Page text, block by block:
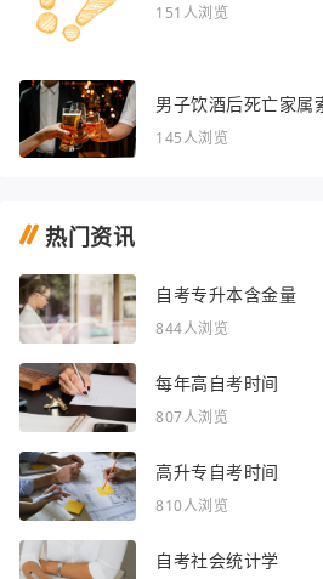
151人浏览
男子饮酒后死亡家属
145人浏览
热门资讯
自考专升本含金量
844人浏览
每年高自考时间
807人浏览
高升专自考时间
810人浏览
自考社会统计学